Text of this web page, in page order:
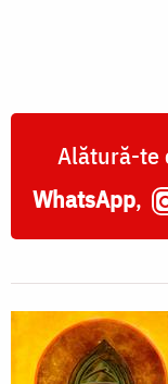
OptinaAlătură-te
WhatsApp,